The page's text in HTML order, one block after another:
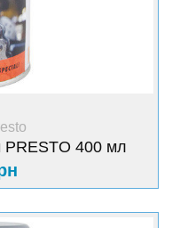
PRESTO 400 мл